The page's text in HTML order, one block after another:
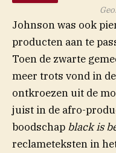
Johnson was ook
producten aan te
Toen de zwarte
meer trots vond in
ontkroezen uit de
juist in de afro-
boodschap black is
reclameteksten in